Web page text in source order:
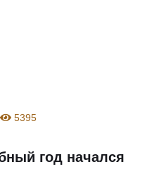
5395
год начался